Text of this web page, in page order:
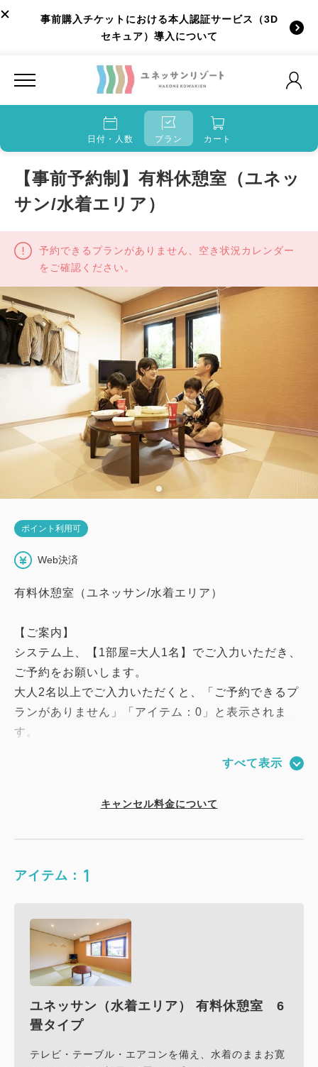
事前購入チケットにおける本人認証サービス（3D
セキュア）導入について
日付・人数 プラン カート
【事前予約制】有料休憩室（ユネッ
サン/水着エリア）
予約できるプランがありません、空き状況カレンダー
をご確認ください。
ポイント利用可
Web決済
有料休憩室（ユネッサン/水着エリア）
【ご案内】
システム上、【1部屋=大人1名】でご入力いただき、
ご予約をお願いします。
大人2名以上でご入力いただくと、「ご予約できるプ
ランがありません」「アイテム：0」と表示されま
す。
を休止いたします。
※お電話でのご予約は出来かねます。
4.5畳タイプ/窓なし・・・￥3,000～￥5,000
6畳タイプ/窓あり・・・￥4,000 ～￥8,000
すべて表示
キャンセル料金について
アイテム： 1
ユネッサン（水着エリア） 有料休憩室 6
畳タイプ
テレビ・テーブル・エアコンを備え、水着のままお寛